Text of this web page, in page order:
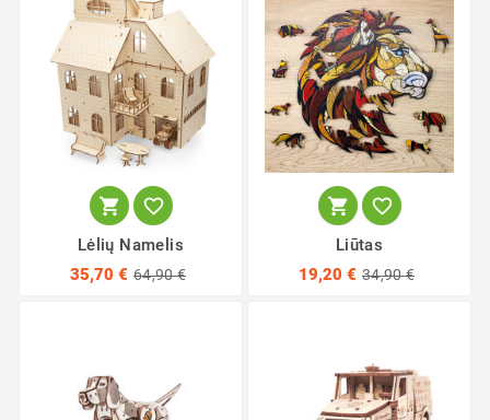
 
Lėlių Namelis
35,70 € 64,90 €
 
Liūtas
19,20 € 34,90 €